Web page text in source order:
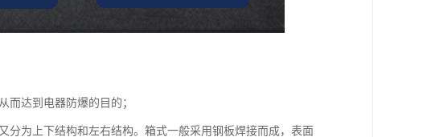
而达到电器防爆的目的；
分为上下结构和左右结构。箱式一般采用钢板焊接而成，表面